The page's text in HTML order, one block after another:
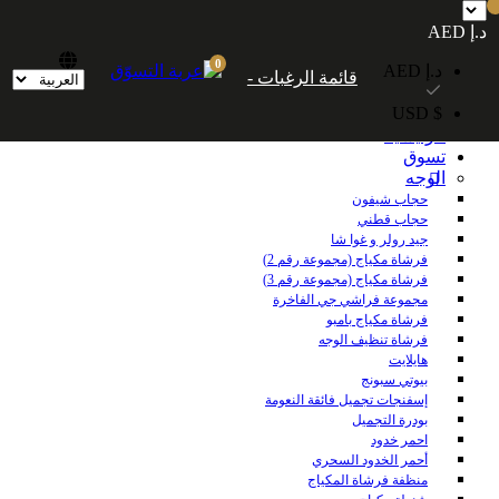
درهمًا إماراتيًا. شحن مجاني عالميًا للطلبات التي تزيد قيمتها عن 600 درهم إماراتي.
تسوق
الوجه
حجاب شيفون
حجاب قطني
جيد رولر و غوا شا
فرشاة مكياج (مجموعة رقم 2)
فرشاة مكياج (مجموعة رقم 3)
مجموعة فراشي جي الفاخرة
فرشاة مكياج بامبو
فرشاة تنظيف الوجه
هايلايت
بيوتي سبونج
إسفنجات تجميل فائقة النعومة
بودرة التجميل
احمر خدود
أحمر الخدود السحري
منظفة فرشاة المكياج
د.إ AED
د.إ AED
$ USD
قائمة الرغبات -
0